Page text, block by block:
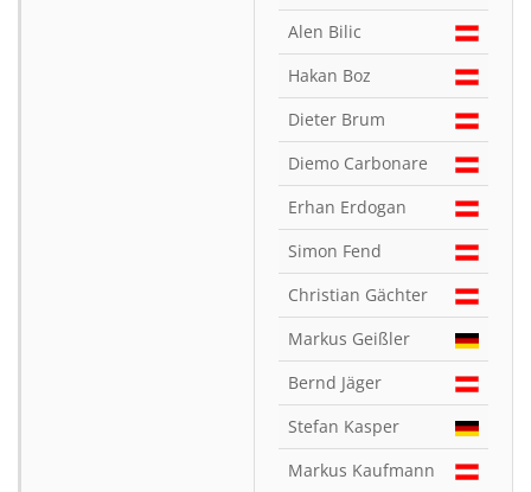
Alen Bilic
Hakan Boz
Dieter Brum
Diemo Carbonare
Erhan Erdogan
Simon Fend
Christian Gächter
Markus Geißler
Bernd Jäger
Stefan Kasper
Markus Kaufmann